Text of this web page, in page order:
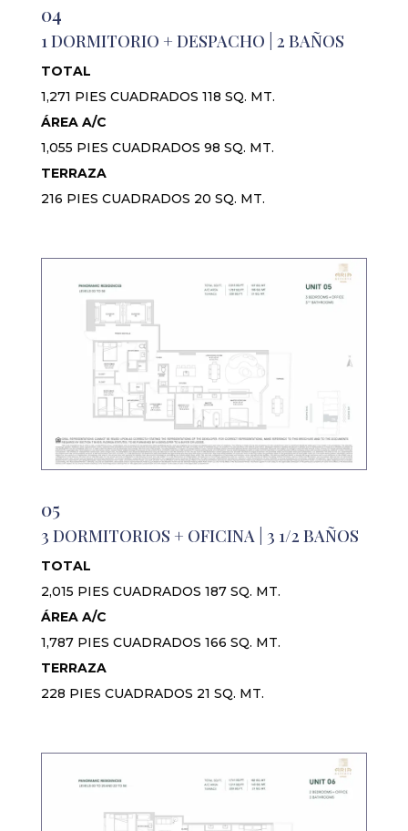
04
1 DORMITORIO + DESPACHO | 2 BAÑOS
TOTAL
1,271 PIES CUADRADOS 118 SQ. MT.
ÁREA A/C
1,055 PIES CUADRADOS 98 SQ. MT.
TERRAZA
216 PIES CUADRADOS 20 SQ. MT.
05
3 DORMITORIOS + OFICINA | 3 1/2 BAÑOS
TOTAL
2,015 PIES CUADRADOS 187 SQ. MT.
ÁREA A/C
1,787 PIES CUADRADOS 166 SQ. MT.
TERRAZA
228 PIES CUADRADOS 21 SQ. MT.